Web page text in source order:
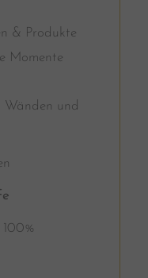
& Produkte
Momente
Wänden und
100%